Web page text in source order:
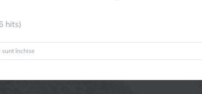
hits)
închise
ANUNȚ